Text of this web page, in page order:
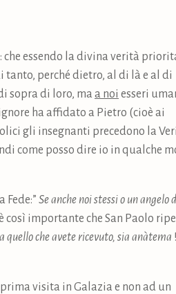
che essendo la divina verità
perché dietro, al di là e al di
sopra di loro, ma a noi esseri
ha affidato a Pietro (cioè ai
gli insegnanti precedono la
come posso dire io in qualche
Se anche noi stessi o un angelo
così importante che San Paolo
quello che avete ricevuto, sia anàtema
visita in Galazia e non ad un